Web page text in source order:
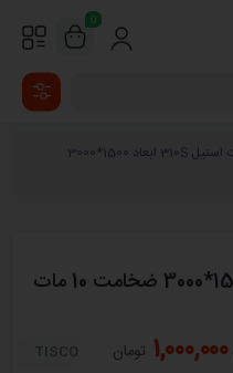
0
ورق شیت استیل 310S ابعاد 1500*3000
ورق شیت استیل 310S ابعاد 1500*3000 ضخامت 10 مات
1,000,000 تومان TISCO